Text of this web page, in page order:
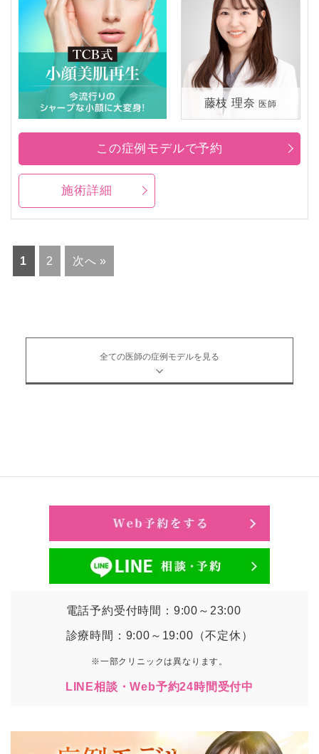
藤枝 理奈 医師
施術詳細
この症例モデルで予約
1 2 次へ »
全ての医師の症例モデルを見る
電話予約受付時間：9:00～23:00
診療時間：9:00～19:00（不定休）
※一部クリニックは異なります。
LINE相談・Web予約24時間受付中